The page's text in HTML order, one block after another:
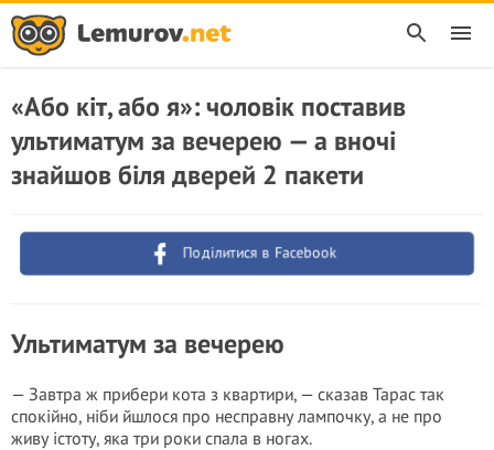
«Або кіт, або я»: чоловік поставив
ультиматум за вечерею — а вночі
знайшов біля дверей 2 пакети
Поділитися в Facebook
Ультиматум за вечерею
— Завтра ж прибери кота з квартири, — сказав Тарас так
спокійно, ніби йшлося про несправну лампочку, а не про
живу істоту, яка три роки спала в ногах.